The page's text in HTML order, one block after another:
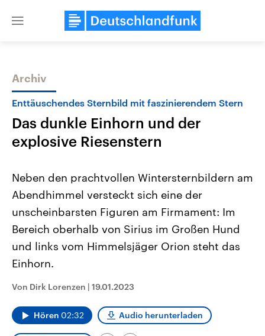
Close
Themen
Landtagswahl Sachsen-Anhalt
2026
Alle Informationen
Sachsen-Anhalt wählt am 6.
September 2026 einen neuen
Landtag. Seit 2021 wird das
Bundesland von einer Koalition aus
Umfragen, Prognosen,
Wahlprogramme, aktuelle Berichte
und Kandidaten der anstehenden
Wahl.
USA
Aktuelle Beiträge,
Hintergründe
Wirtschaftlich und
gehören die Vereinigten
den mächtigsten Ländern
Archiv
Enttäuschendes Sternbild mit faszinierendem Stern
Das dunkle Einhorn und der
explosive Riesenstern
Neben den prachtvollen Wintersternbildern am
Abendhimmel versteckt sich eine der
unscheinbarsten Figuren am Firmament: Im
Bereich oberhalb von Sirius im Großen Hund
und links vom Himmelsjäger Orion steht das
Einhorn.
Von Dirk Lorenzen | 19.01.2023
Hören 02:32 Audio herunterladen